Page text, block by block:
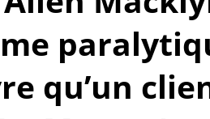
qu’un